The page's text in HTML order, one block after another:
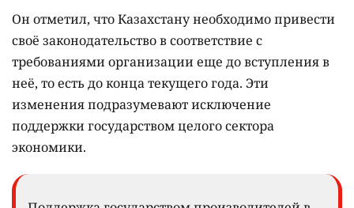
Он отметил, что Казахстану необходимо привести
своё законодательство в соответствие с
требованиями организации еще до вступления в
неё, то есть до конца текущего года. Эти
изменения подразумевают исключение
поддержки государством целого сектора
экономики.